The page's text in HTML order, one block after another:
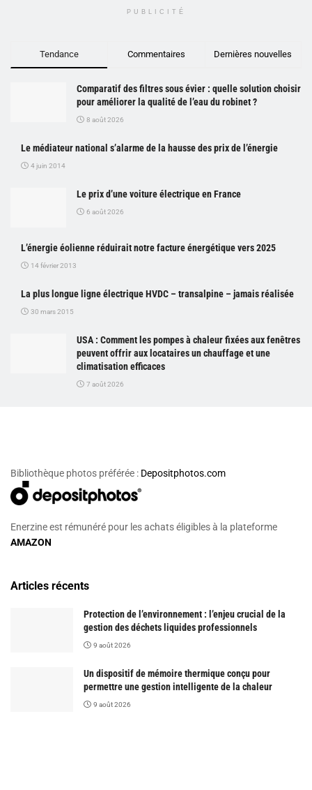
PUBLICITÉ
Tendance Commentaires Dernières nouvelles
Comparatif des filtres sous évier : quelle solution choisir
pour améliorer la qualité de l’eau du robinet ?
8 août 2026
Le médiateur national s’alarme de la hausse des prix de l’énergie
4 juin 2014
Le prix d’une voiture électrique en France
6 août 2026
L’énergie éolienne réduirait notre facture énergétique vers 2025
14 février 2013
La plus longue ligne électrique HVDC – transalpine – jamais réalisée
30 mars 2015
USA : Comment les pompes à chaleur fixées aux fenêtres
peuvent offrir aux locataires un chauffage et une
climatisation efficaces
7 août 2026
Bibliothèque photos préférée : Depositphotos.com
Enerzine est rémunéré pour les achats éligibles à la plateforme
AMAZON
Articles récents
Protection de l’environnement : l’enjeu crucial de la
gestion des déchets liquides professionnels
9 août 2026
Un dispositif de mémoire thermique conçu pour
permettre une gestion intelligente de la chaleur
9 août 2026